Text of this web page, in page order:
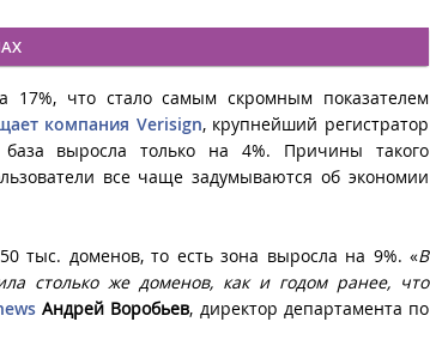
что стало самым скромным показателем
компания Verisign, крупнейший регистратор
выросла только на 4%. Причины такого
все чаще задумываются об экономии
тыс. доменов, то есть зона выросла на 9%. «В
столько же доменов, как и годом ранее, что
Андрей Воробьев, директор департамента по